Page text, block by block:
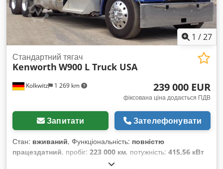
1 /27
Kolkwitz 1 269 km
Стандартний тягач
Kenworth W900 L Truck USA
239 000 EUR
фіксована ціна додається ПДВ
Запитати Зателефонувати
Стан: вживаний, Функціональність: повністю
працездатний, пробіг: 223 000 км, потужність: 415,56 кВт
, перша реєстрація: